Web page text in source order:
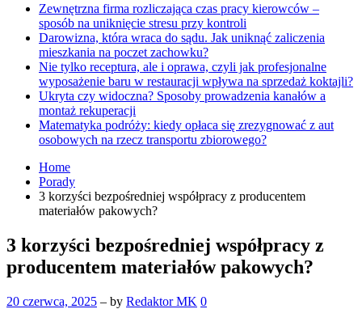
Zewnętrzna firma rozliczająca czas pracy kierowców –
sposób na uniknięcie stresu przy kontroli
Darowizna, która wraca do sądu. Jak uniknąć zaliczenia
mieszkania na poczet zachowku?
Nie tylko receptura, ale i oprawa, czyli jak profesjonalne
wyposażenie baru w restauracji wpływa na sprzedaż koktajli?
Ukryta czy widoczna? Sposoby prowadzenia kanałów a
montaż rekuperacji
Matematyka podróży: kiedy opłaca się zrezygnować z aut
osobowych na rzecz transportu zbiorowego?
Home
Porady
3 korzyści bezpośredniej współpracy z producentem
materiałów pakowych?
3 korzyści bezpośredniej współpracy z
producentem materiałów pakowych?
20 czerwca, 2025 – by Redaktor MK 0